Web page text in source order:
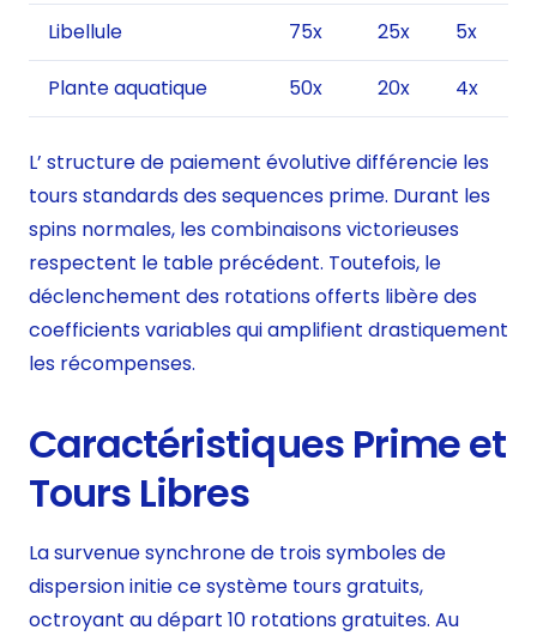
Libellule 75x 25x 5x
Plante aquatique 50x 20x 4x
L’ structure de paiement évolutive différencie les
tours standards des sequences prime. Durant les
spins normales, les combinaisons victorieuses
respectent le table précédent. Toutefois, le
déclenchement des rotations offerts libère des
coefficients variables qui amplifient drastiquement
les récompenses.
Caractéristiques Prime et
Tours Libres
La survenue synchrone de trois symboles de
dispersion initie ce système tours gratuits,
octroyant au départ 10 rotations gratuites. Au